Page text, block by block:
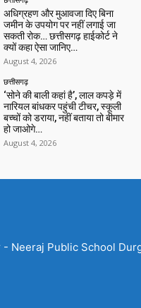
अधिग्रहण और मुआवजा दिए बिना
जमीन के उपयोग पर नहीं लगाई जा
सकती रोक… छत्तीसगढ़ हाईकोर्ट ने
क्यों कहा ऐसा जानिए…
August 4, 2026
छत्तीसगढ़
‘सोने की बाली कहां है’, लाल कपड़े में
नारियल बांधकर पहुंची टीचर, स्कूली
बच्चों को डराया, नहीं बताया तो बीमार
हो जाओगे…
August 4, 2026
- Neeraj Public School